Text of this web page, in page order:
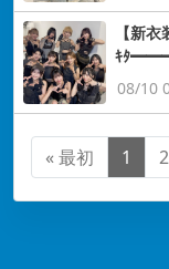
【新
ｷﾀ
08/10
« 最初 1 2